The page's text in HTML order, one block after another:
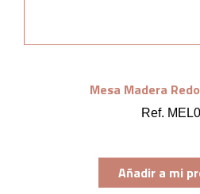
Mesa Madera
Ref.
Añadir a mi